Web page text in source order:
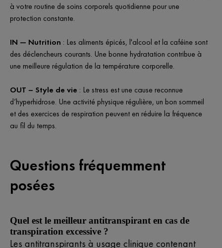
à votre routine de soins corporels quotidienne pour une
protection constante.
IN — Nutrition : Les aliments épicés, l'alcool et la caféine sont
des déclencheurs courants. Une bonne hydratation contribue à
une meilleure régulation de la température corporelle.
OUT – Style de vie : Le stress est une cause reconnue
d’hyperhidrose. Une activité physique régulière, un bon sommeil
et des exercices de respiration peuvent en réduire la fréquence
au fil du temps.
Questions fréquemment
posées
Quel est le meilleur antitranspirant en cas de
transpiration excessive ?
Les antitranspirants à usage clinique contenant